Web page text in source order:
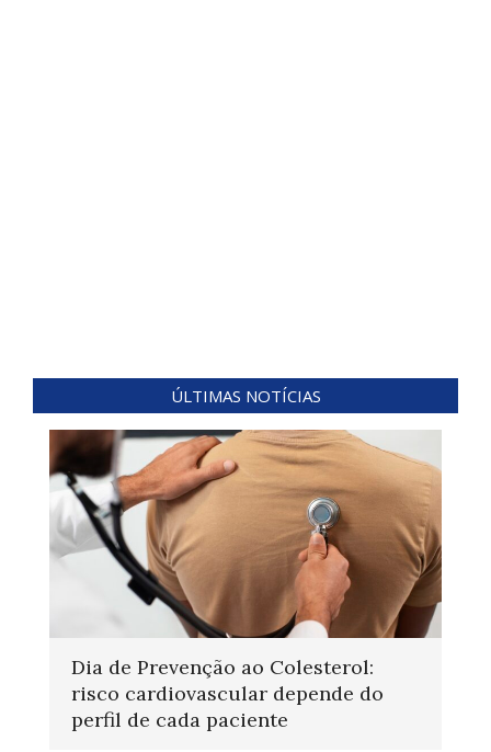
ÚLTIMAS NOTÍCIAS
Dia de Prevenção ao Colesterol:
risco cardiovascular depende do
perfil de cada paciente